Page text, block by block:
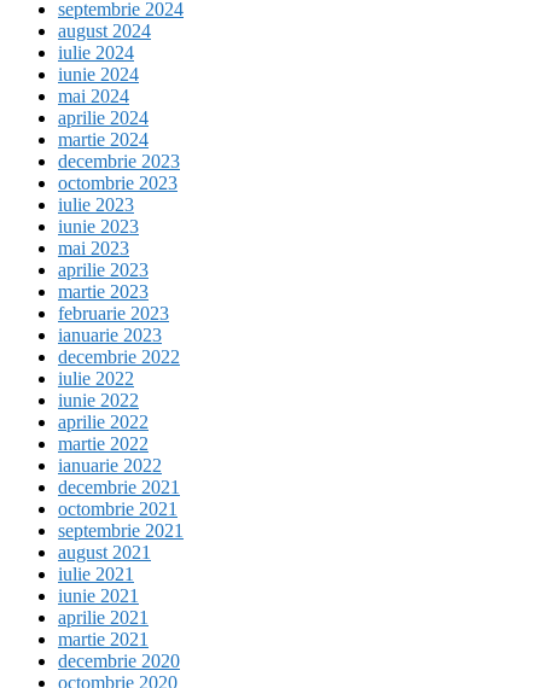
septembrie 2024
august 2024
iulie 2024
iunie 2024
mai 2024
aprilie 2024
martie 2024
decembrie 2023
octombrie 2023
iulie 2023
iunie 2023
mai 2023
aprilie 2023
martie 2023
februarie 2023
ianuarie 2023
decembrie 2022
iulie 2022
iunie 2022
aprilie 2022
martie 2022
ianuarie 2022
decembrie 2021
octombrie 2021
septembrie 2021
august 2021
iulie 2021
iunie 2021
aprilie 2021
martie 2021
decembrie 2020
octombrie 2020